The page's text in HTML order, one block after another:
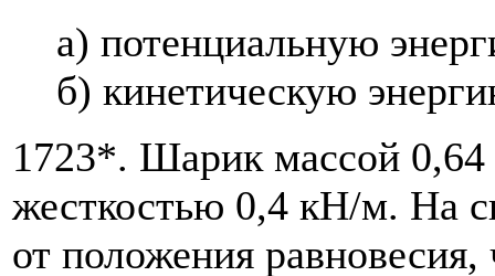
а) потенциальную
б) кинетическую
1723*. Шарик массой 0,64
жесткостью 0,4 кН/м. На
от положения